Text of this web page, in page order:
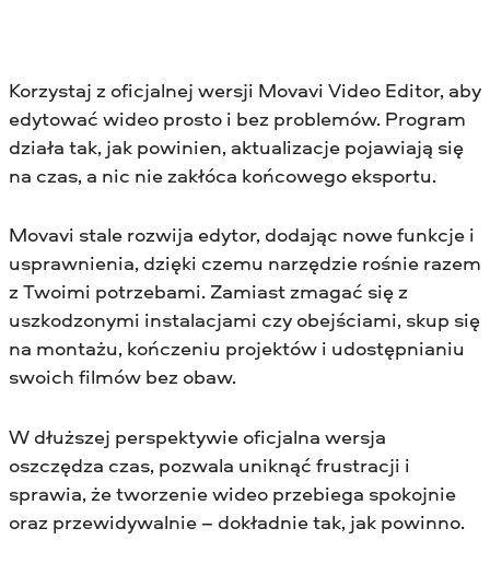
Korzystaj z oficjalnej wersji Movavi Video Editor, aby
edytować wideo prosto i bez problemów. Program
działa tak, jak powinien, aktualizacje pojawiają się
na czas, a nic nie zakłóca końcowego eksportu.
Movavi stale rozwija edytor, dodając nowe funkcje i
usprawnienia, dzięki czemu narzędzie rośnie razem
z Twoimi potrzebami. Zamiast zmagać się z
uszkodzonymi instalacjami czy obejściami, skup się
na montażu, kończeniu projektów i udostępnianiu
swoich filmów bez obaw.
W dłuższej perspektywie oficjalna wersja
oszczędza czas, pozwala uniknąć frustracji i
sprawia, że tworzenie wideo przebiega spokojnie
oraz przewidywalnie – dokładnie tak, jak powinno.